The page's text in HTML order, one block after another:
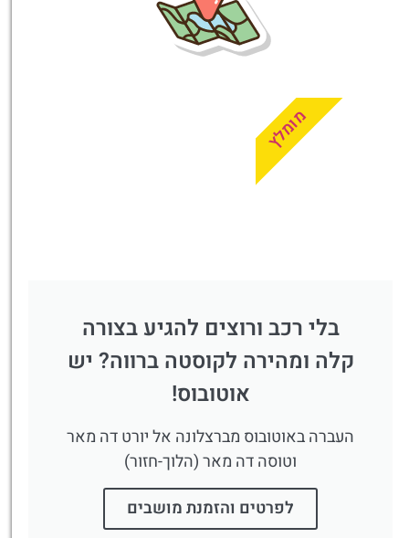
בלי רכב ורוצים להגיע בצורה
קלה ומהירה לקוסטה ברווה? יש
אוטובוס!
העברה באוטובוס מברצלונה אל יורט דה מאר
וטוסה דה מאר (הלוך-חזור)
לפרטים והזמנת מושבים
מומלץ